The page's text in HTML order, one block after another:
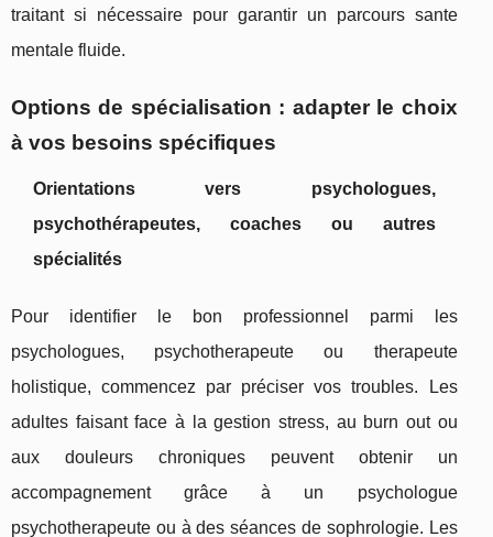
traitant si nécessaire pour garantir un parcours sante
mentale fluide.
Options de spécialisation : adapter le choix
à vos besoins spécifiques
Orientations vers psychologues,
psychothérapeutes, coaches ou autres
spécialités
Pour identifier le bon professionnel parmi les
psychologues, psychotherapeute ou therapeute
holistique, commencez par préciser vos troubles. Les
adultes faisant face à la gestion stress, au burn out ou
aux douleurs chroniques peuvent obtenir un
accompagnement grâce à un psychologue
psychotherapeute ou à des séances de sophrologie. Les